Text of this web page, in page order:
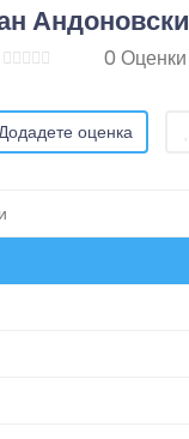
Андоновски
0 Оценки
оценка